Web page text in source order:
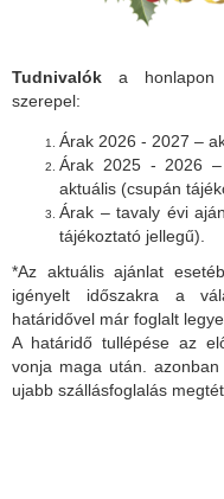
Tudnivalók a honlapon
szerepel:
Árak 2026 - 2027 –
Árak 2025 - 2026
aktuális (csupán
Árak – tavaly évi
tájékoztató jellegű).
*Az aktuális ajánlat
igényelt időszakra a
határidővel már foglalt
A határidő tullépése az
vonja maga után.
ujabb szállásfoglalás